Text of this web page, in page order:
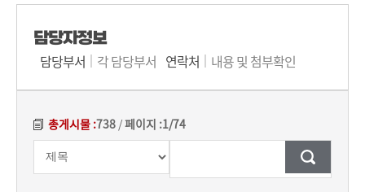
담당자정보
담당부서
각 담당부서 연락처 내용 및 첨부확인
총게시물 :738 /페이지 :1/74
검색조건 검색어